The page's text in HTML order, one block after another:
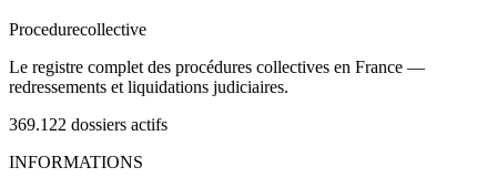
Procedurecollective
Le registre complet des procédures collectives en France —
redressements et liquidations judiciaires.
369.122 dossiers actifs
INFORMATIONS